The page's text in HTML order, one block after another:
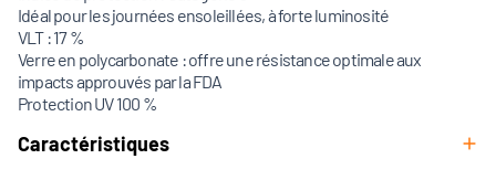
Idéal pour les journées ensoleillées, à forte luminosité
VLT : 17 %
Verre en polycarbonate : offre une résistance optimale aux
impacts approuvés par la FDA
Protection UV 100 %
Caractéristiques